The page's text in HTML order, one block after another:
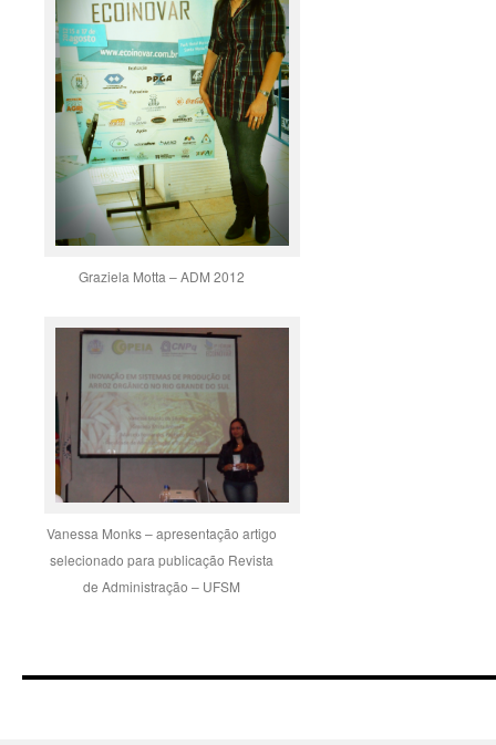
Graziela Motta – ADM 2012
Vanessa Monks – apresentação artigo
selecionado para publicação Revista
de Administração – UFSM